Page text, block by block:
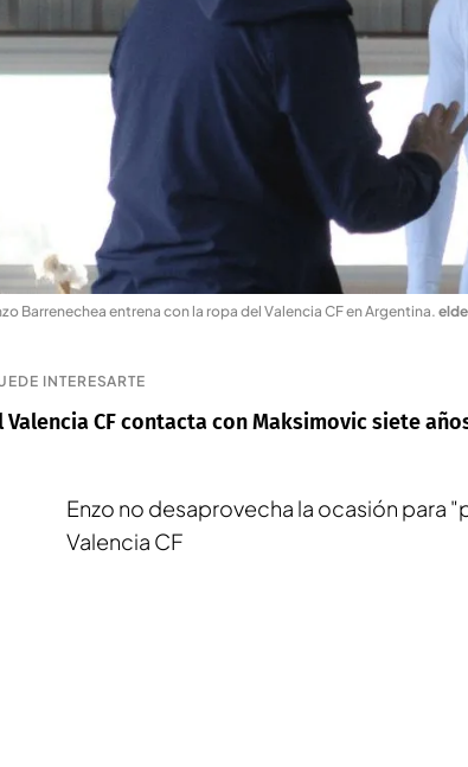
Barrenechea entrena con la ropa del Valencia CF en Argentina.
INTERESARTE
Valencia CF contacta con Maksimovic siete
Enzo no desaprovecha la ocasión para
Valencia CF